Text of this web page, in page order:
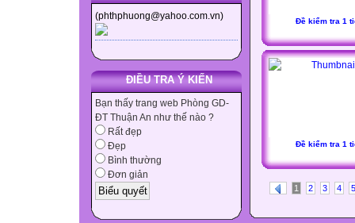
(phthphuong@yahoo.com.vn)
ĐIỀU TRA Ý KIẾN
Bạn thấy trang web Phòng GD-
ĐT Thuận An như thế nào ?
Rất đẹp
Đẹp
Bình thường
Đơn giản
Đề kiểm tra 1
Đề kiểm tra 1
1 2 3 4 5